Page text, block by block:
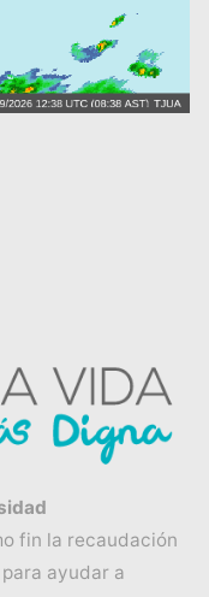
fin la recaudación
ayudar a